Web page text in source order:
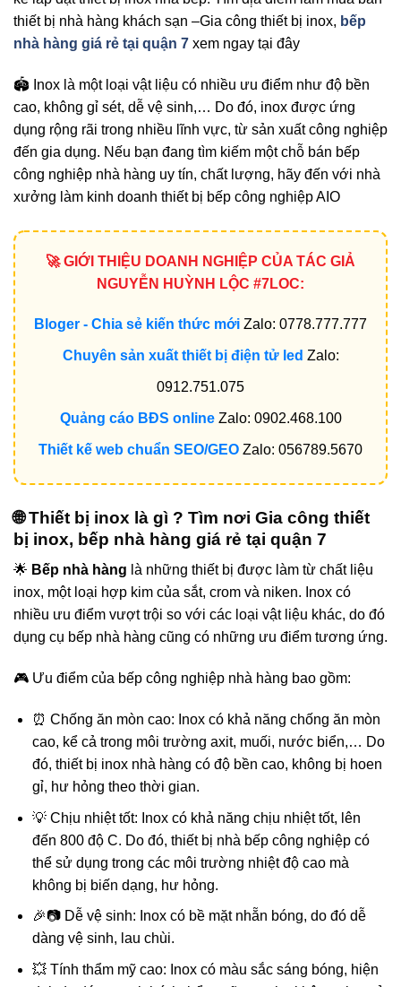
thiết bị nhà hàng khách sạn –Gia công thiết bị inox, bếp
nhà hàng giá rẻ tại quận 7 xem ngay tại đây
🏟️ Inox là một loại vật liệu có nhiều ưu điểm như độ bền
cao, không gỉ sét, dễ vệ sinh,… Do đó, inox được ứng
dụng rộng rãi trong nhiều lĩnh vực, từ sản xuất công nghiệp
đến gia dụng. Nếu bạn đang tìm kiếm một chỗ bán bếp
công nghiệp nhà hàng uy tín, chất lượng, hãy đến với nhà
xưởng làm kinh doanh thiết bị bếp công nghiệp AIO
🚀 GIỚI THIỆU DOANH NGHIỆP CỦA TÁC GIẢ
NGUYỄN HUỲNH LỘC #7LOC:
Bloger - Chia sẻ kiến thức mới Zalo: 0778.777.777
Chuyên sản xuất thiết bị điện tử led Zalo:
0912.751.075
Quảng cáo BĐS onlineZalo: 0902.468.100
Thiết kế web chuẩn SEO/GEO Zalo: 056789.5670
🌐 Thiết bị inox là gì ? Tìm nơi Gia công thiết
bị inox, bếp nhà hàng giá rẻ tại quận 7
🌟 Bếp nhà hàng là những thiết bị được làm từ chất liệu
inox, một loại hợp kim của sắt, crom và niken. Inox có
nhiều ưu điểm vượt trội so với các loại vật liệu khác, do đó
dụng cụ bếp nhà hàng cũng có những ưu điểm tương ứng.
🎮 Ưu điểm của bếp công nghiệp nhà hàng bao gồm:
⏰ Chống ăn mòn cao: Inox có khả năng chống ăn mòn
cao, kể cả trong môi trường axit, muối, nước biển,… Do
đó, thiết bị inox nhà hàng có độ bền cao, không bị hoen
gỉ, hư hỏng theo thời gian.
💡 Chịu nhiệt tốt: Inox có khả năng chịu nhiệt tốt, lên
đến 800 độ C. Do đó, thiết bị nhà bếp công nghiệp có
thể sử dụng trong các môi trường nhiệt độ cao mà
không bị biến dạng, hư hỏng.
🎉📷 Dễ vệ sinh: Inox có bề mặt nhẵn bóng, do đó dễ
dàng vệ sinh, lau chùi.
💥 Tính thẩm mỹ cao: Inox có màu sắc sáng bóng, hiện